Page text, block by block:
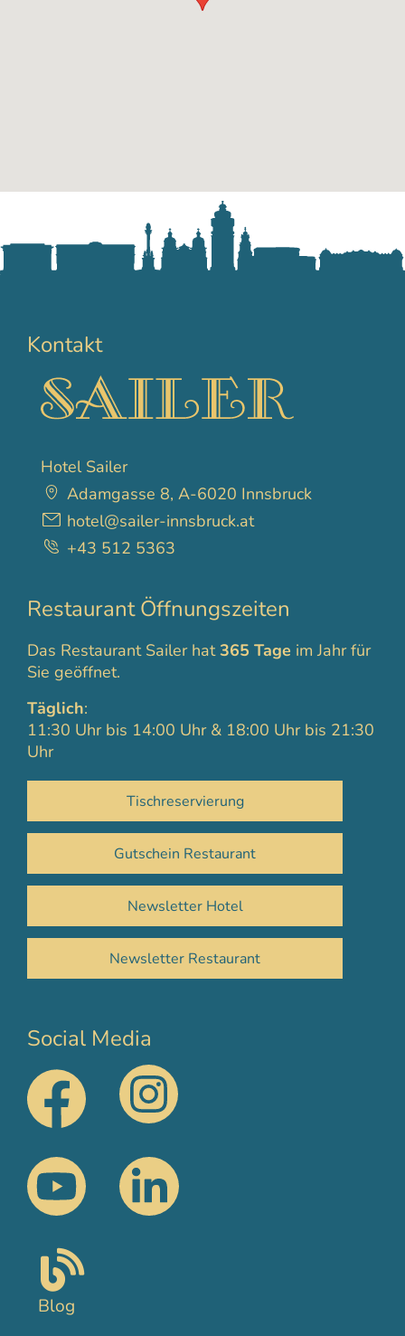
Kontakt
Hotel Sailer
Adamgasse 8, A-6020 Innsbruck
hotel@sailer-innsbruck.at
+43 512 5363
Restaurant Öffnungszeiten
Das Restaurant Sailer hat365 Tage im Jahr für
Sie geöffnet.
Täglich:
11:30 Uhr bis 14:00 Uhr & 18:00 Uhr bis 21:30
Uhr
Tischreservierung
Gutschein Restaurant
Newsletter Hotel
Newsletter Restaurant
Social Media
Blog